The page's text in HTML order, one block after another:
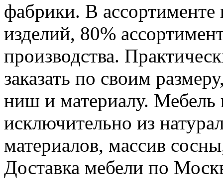
фабрики. В ассортименте
изделий, 80%
производства.
заказать по своим
ниш и материалу. Мебель
исключительно из
материалов, массив
Доставка мебели по